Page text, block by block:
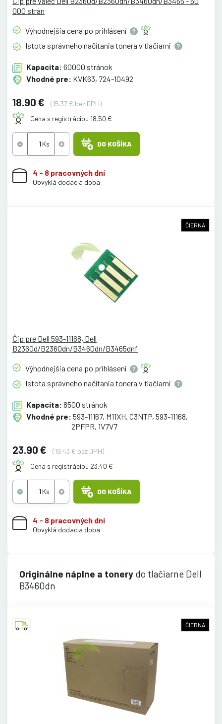
000 strán
Výhodnejšia cena po prihlásení
Istota správneho načítania tonera v tlačiarni
Kapacita: 60000 stránok
Vhodné pre: KVK63, 724-10492
18.90 €
(15.37 € bez DPH)
Cena s registráciou 18.50 €
DO KOŠÍKA
4 - 8 pracovných dní
Obvyklá dodacia doba
ČIERNA
Čip pre Dell 593-11168, Dell
B2360d/B2360dn/B3460dn/B3465dnf
Výhodnejšia cena po prihlásení
Istota správneho načítania tonera v tlačiarni
Kapacita: 8500 stránok
Vhodné pre: 593-11167, M11XH, C3NTP, 593-11168,
2PFPR, 1V7V7
23.90 €
(19.43 € bez DPH)
Cena s registráciou 23.40 €
DO KOŠÍKA
4 - 8 pracovných dní
Obvyklá dodacia doba
Originálne náplne a tonery do tlačiarne Dell
B3460dn
ČIERNA